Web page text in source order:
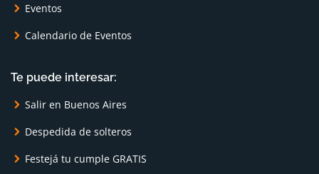
Eventos
Calendario de Eventos
Te puede interesar:
Salir en Buenos Aires
Despedida de solteros
Festejá tu cumple GRATIS